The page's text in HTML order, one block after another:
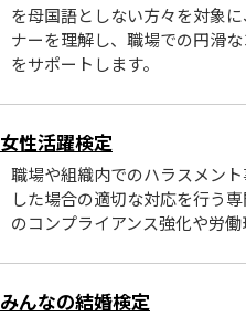
を母国語としない方々を対象
ナーを理解し、職場での円滑
をサポートします。
女性活躍検定
職場や組織内でのハラスメン
した場合の適切な対応を行う
のコンプライアンス強化や労
みんなの結婚検定